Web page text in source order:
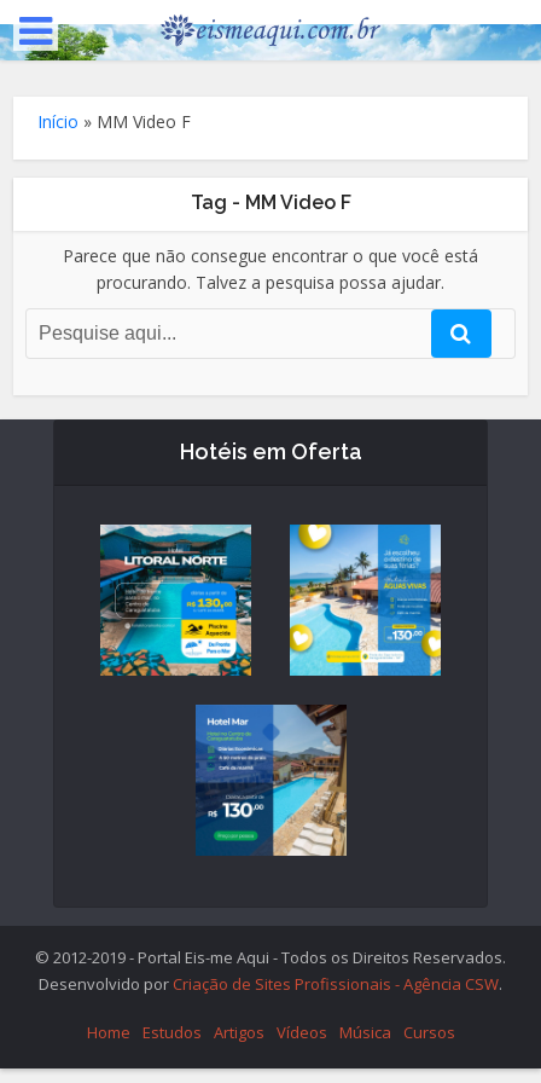
Início » MM Video F
Tag - MM Video F
Parece que não consegue encontrar o que você está
procurando. Talvez a pesquisa possa ajudar.
Hotéis em Oferta
© 2012-2019 - Portal Eis-me Aqui - Todos os Direitos Reservados.
Desenvolvido por Criação de Sites Profissionais - Agência CSW.
Home Estudos Artigos Vídeos Música Cursos